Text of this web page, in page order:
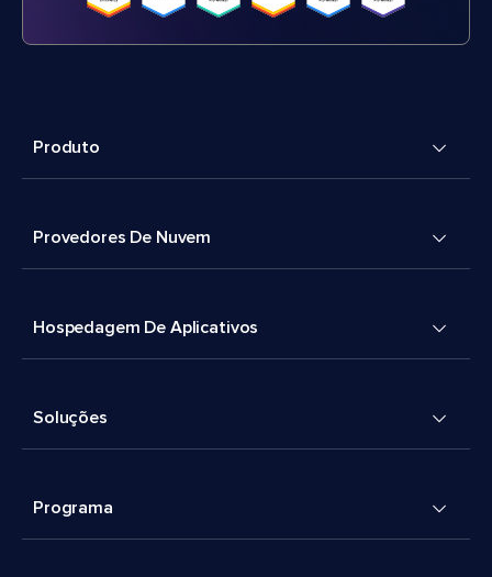
Produto
Provedores De Nuvem
Hospedagem De Aplicativos
Soluções
Programa